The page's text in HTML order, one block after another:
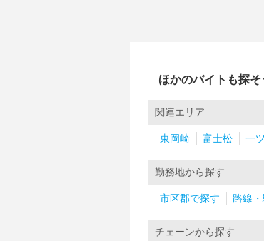
ほかのバイトも探そ
関連エリア
東岡崎 富士松 一
勤務地から探す
市区郡で探す 路線
チェーンから探す